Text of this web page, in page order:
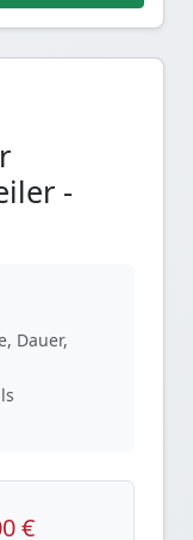
-
Dauer,
€